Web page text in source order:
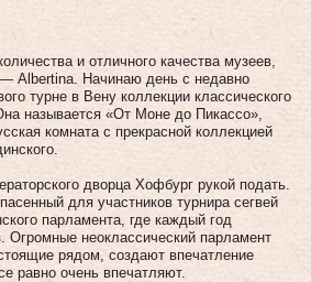
и отличного качества музеев,
Albertina. Начинаю день с недавно
турне в Вену коллекции классического
называется «От Моне до Пикассо»,
комната с прекрасной коллекцией
дворца Хофбург рукой подать.
для участников турнира сегвей
парламента, где каждый год
Огромные неоклассический парламент
рядом, создают впечатление
равно очень впечатляют.